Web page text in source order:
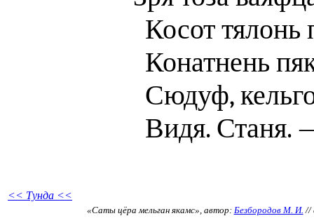
Косот тялонь
Конатнень
Сюдуф,
Видя. Станя.
<< Тунда <<
«Саты цёра мельган якамс», автор: Безбородов М. И. //